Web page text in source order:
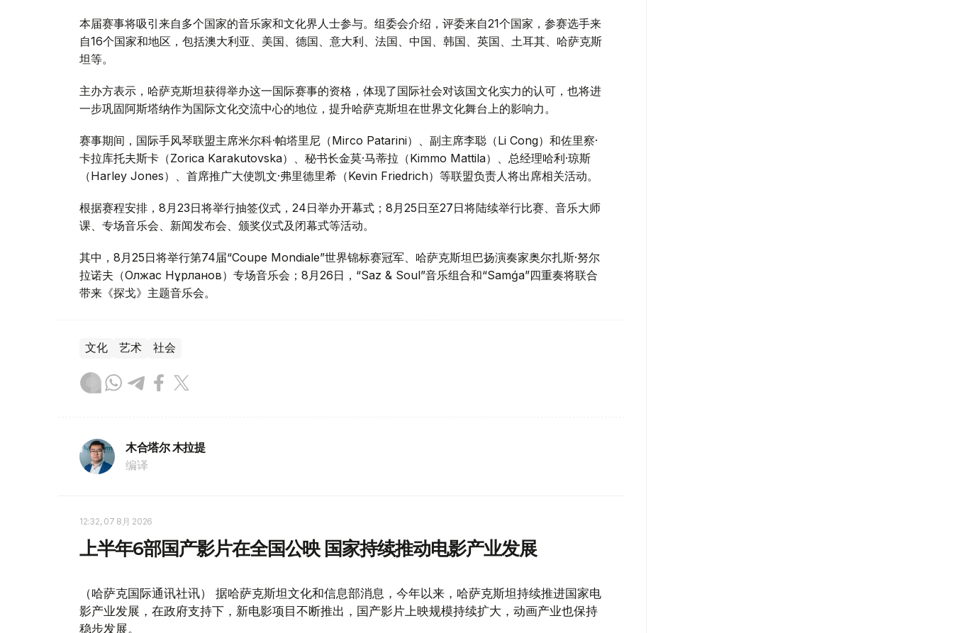
本届赛事将吸引来自多个国家的音乐家和文化界人士参与。组委会介绍，评委来自21个国家，参赛选手来
自16个国家和地区，包括澳大利亚、美国、德国、意大利、法国、中国、韩国、英国、土耳其、哈萨克斯
坦等。
主办方表示，哈萨克斯坦获得举办这一国际赛事的资格，体现了国际社会对该国文化实力的认可，也将进
一步巩固阿斯塔纳作为国际文化交流中心的地位，提升哈萨克斯坦在世界文化舞台上的影响力。
赛事期间，国际手风琴联盟主席米尔科·帕塔里尼（Mirco Patarini）、副主席李聪（Li Cong）和佐里察·
卡拉库托夫斯卡（Zorica Karakutovska）、秘书长金莫·马蒂拉（Kimmo Mattila）、总经理哈利·琼斯
（Harley Jones）、首席推广大使凯文·弗里德里希（Kevin Friedrich）等联盟负责人将出席相关活动。
根据赛程安排，8月23日将举行抽签仪式，24日举办开幕式；8月25日至27日将陆续举行比赛、音乐大师
课、专场音乐会、新闻发布会、颁奖仪式及闭幕式等活动。
其中，8月25日将举行第74届“Coupe Mondiale”世界锦标赛冠军、哈萨克斯坦巴扬演奏家奥尔扎斯·努尔
拉诺夫（Олжас Нұрланов）专场音乐会；8月26日，“Saz & Soul”音乐组合和“Samǵa”四重奏将联合
带来《探戈》主题音乐会。
文化 艺术 社会
木合塔尔 木拉提
编译
12:32, 07 8月 2026
上半年6部国产影片在全国公映 国家持续推动电影产业发展
（哈萨克国际通讯社讯） 据哈萨克斯坦文化和信息部消息，今年以来，哈萨克斯坦持续推进国家电
影产业发展，在政府支持下，新电影项目不断推出，国产影片上映规模持续扩大，动画产业也保持
稳步发展。